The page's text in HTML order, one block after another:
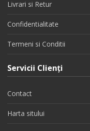
Livrari si Retur
Confidentialitate
Termeni si Conditii
Servicii Clienţi
Contact
Harta sitului